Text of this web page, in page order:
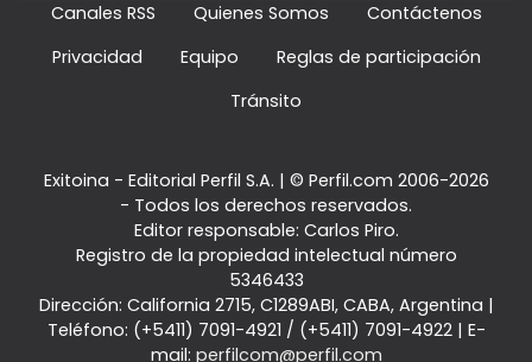
Canales RSS Quienes Somos
Contáctenos
Privacidad
Equipo
Reglas de participación
Tránsito
Exitoina - Editorial Perfil S.A. | © Perfil.com 2006-2026
- Todos los derechos reservados.
Editor responsable: Carlos Piro.
Registro de la propiedad intelectual número
5346433
Dirección: California 2715, C1289ABI, CABA, Argentina |
Teléfono: (+5411) 7091-4921 / (+5411) 7091-4922| E-
mail: perfilcom@perfil.com